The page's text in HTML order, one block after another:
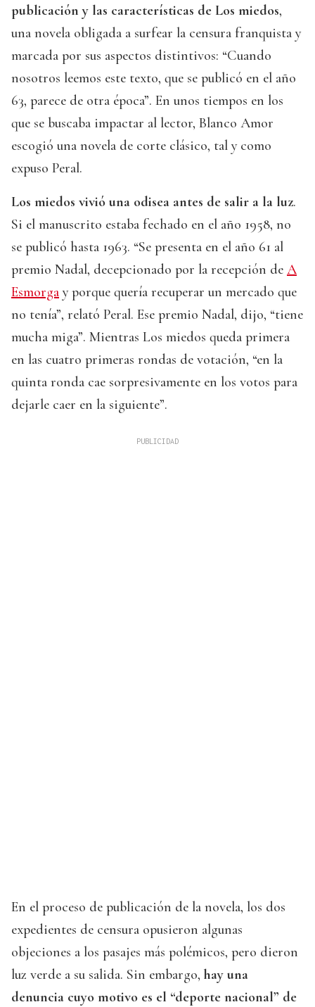
publicación y las características de Los miedos,
una novela obligada a surfear la censura franquista y
marcada por sus aspectos distintivos: “Cuando
nosotros leemos este texto, que se publicó en el año
63, parece de otra época”. En unos tiempos en los
que se buscaba impactar al lector, Blanco Amor
escogió una novela de corte clásico, tal y como
expuso Peral.
Los miedos vivió una odisea antes de salir a la luz.
Si el manuscrito estaba fechado en el año 1958, no
se publicó hasta 1963. “Se presenta en el año 61 al
premio Nadal, decepcionado por la recepción de A
Esmorga y porque quería recuperar un mercado que
no tenía”, relató Peral. Ese premio Nadal, dijo, “tiene
mucha miga”. Mientras Los miedos queda primera
en las cuatro primeras rondas de votación, “en la
quinta ronda cae sorpresivamente en los votos para
dejarle caer en la siguiente”.
En el proceso de publicación de la novela, los dos
expedientes de censura opusieron algunas
objeciones a los pasajes más polémicos, pero dieron
luz verde a su salida. Sin embargo, hay una
denuncia cuyo motivo es el “deporte nacional” de